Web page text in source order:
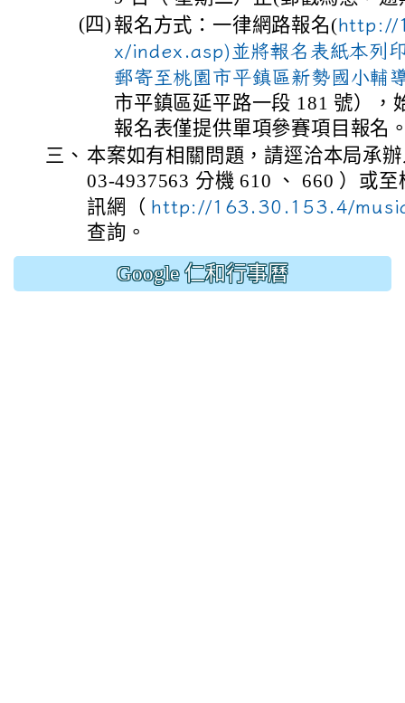
(四) 報名方式：一律網路報名(http://
x/index.asp)並將報名表紙本列
郵寄至桃園市平鎮區新勢國小輔
市平鎮區延平路一段 181 號），
報名表僅提供單項參賽項目報名
三、 本案如有相關問題，請逕洽本局承
03-4937563 分機 610 、 660 ）或
訊網（ http://163.30.153.4/
查詢。
Google 仁和行事曆